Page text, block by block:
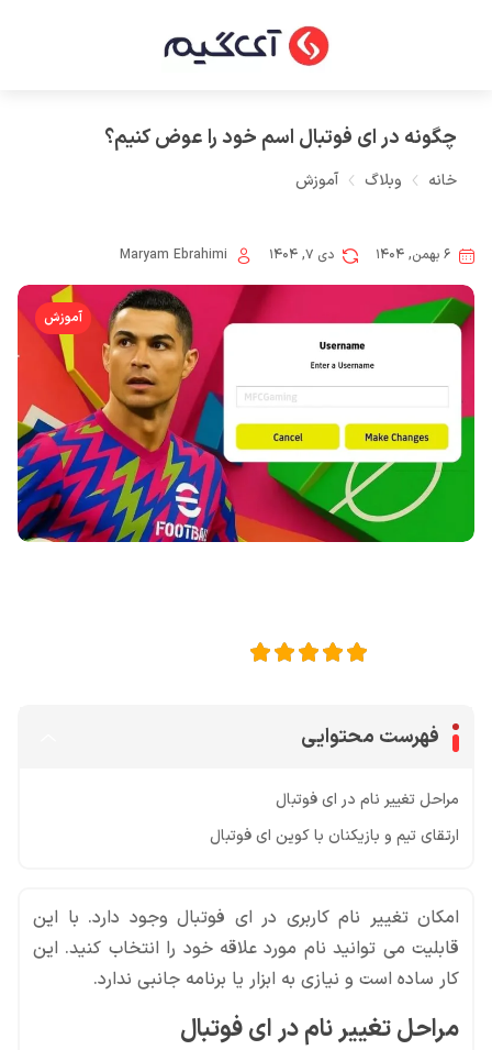
چگونه در ای فوتبال اسم خود را عوض کنیم؟
خانه وبلاگ آموزش
۶ بهمن, ۱۴۰۴ دی ۷, ۱۴۰۴ Maryam Ebrahimi
آموزش
فهرست محتوایی
مراحل تغییر نام در ای فوتبال
ارتقای تیم و بازیکنان با کوین ای فوتبال
امکان تغییر نام کاربری در ای فوتبال وجود دارد. با این
قابلیت می توانید نام مورد علاقه خود را انتخاب کنید. این
کار ساده است و نیازی به ابزار یا برنامه جانبی ندارد.
مراحل تغییر نام در ای فوتبال